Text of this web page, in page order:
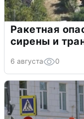
Ракетная
сирены и
6 августа 0